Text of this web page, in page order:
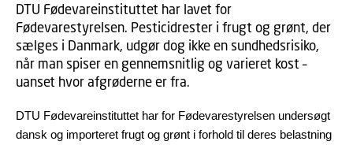
DTU Fødevareinstituttet har lavet for
Fødevarestyrelsen. Pesticidrester i frugt og grønt, der
sælges i Danmark, udgør dog ikke en sundhedsrisiko,
når man spiser en gennemsnitlig og varieret kost –
uanset hvor afgrøderne er fra.
DTU Fødevareinstituttet har for Fødevarestyrelsen undersøgt
dansk og importeret frugt og grønt i forhold til deres belastning